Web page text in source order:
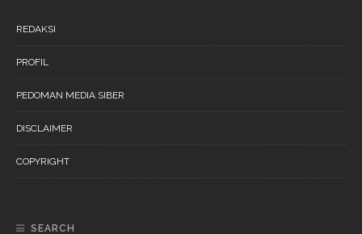
REDAKSI
PROFIL
PEDOMAN MEDIA SIBER
DISCLAIMER
COPYRIGHT
SEARCH